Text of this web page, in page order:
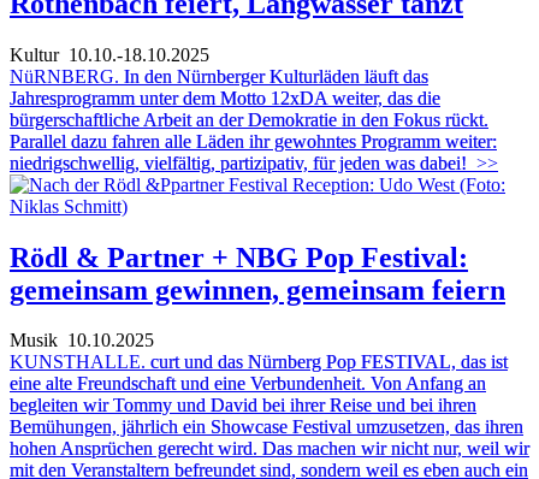
Kultur10.10.-18.10.2025
NüRNBERG. In den Nürnberger Kulturläden läuft das
Jahresprogramm unter dem Motto 12xDA weiter, das die
bürgerschaftliche Arbeit an der Demokratie in den Fokus rückt.
Parallel dazu fahren alle Läden ihr gewohntes Programm weiter:
niedrigschwellig, vielfältig, partizipativ, für jeden was dabei! >>
Rödl & Partner + NBG Pop Festival:
gemeinsam gewinnen, gemeinsam feiern
Musik 10.10.2025
KUNSTHALLE. curt und das Nürnberg Pop FESTIVAL, das ist
eine alte Freundschaft und eine Verbundenheit. Von Anfang an
begleiten wir Tommy und David bei ihrer Reise und bei ihren
Bemühungen, jährlich ein Showcase Festival umzusetzen, das ihren
hohen Ansprüchen gerecht wird. Das machen wir nicht nur, weil wir
mit den Veranstaltern befreundet sind, sondern weil es eben auch ein